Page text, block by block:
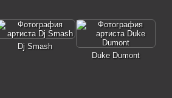
Dj Smash
Duke Dumont